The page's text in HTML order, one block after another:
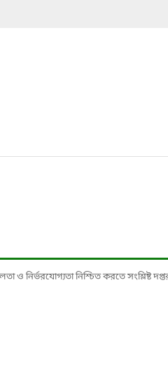
ও নির্ভরযোগ্যতা নিশ্চিত করতে সংশ্লিষ্ট দপ্তর